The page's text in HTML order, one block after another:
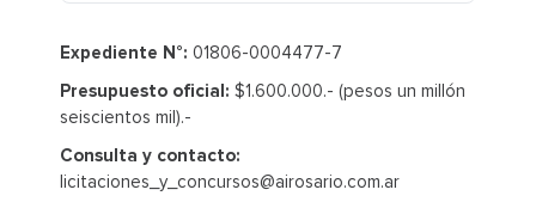
Expediente N°: 01806-0004477-7
Presupuesto oficial: $1.600.000.- (pesos un millón
seiscientos mil).-
Consulta y contacto:
licitaciones_y_concursos@airosario.com.ar